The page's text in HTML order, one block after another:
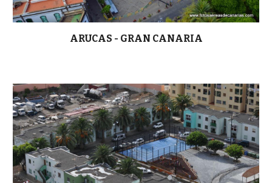
ARUCAS - GRAN CANARIA